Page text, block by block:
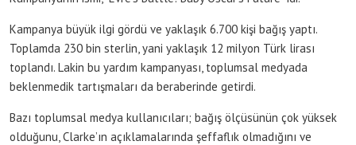
Kampanya büyük ilgi gördü ve yaklaşık 6.700 kişi bağış yaptı.
Toplamda 230 bin sterlin, yani yaklaşık 12 milyon Türk lirası
toplandı. Lakin bu yardım kampanyası, toplumsal medyada
beklenmedik tartışmaları da beraberinde getirdi.
Bazı toplumsal medya kullanıcıları; bağış ölçüsünün çok yüksek
olduğunu, Clarke’ın açıklamalarında şeffaflık olmadığını ve